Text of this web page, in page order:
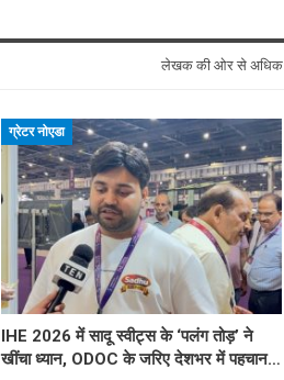
लेखक की ओर से अधिक
ग्रेटर नोएडा
IHE 2026 में सादू स्वीट्स के ‘पलंग तोड़’ ने
खींचा ध्यान, ODOC के जरिए देशभर में पहचान…